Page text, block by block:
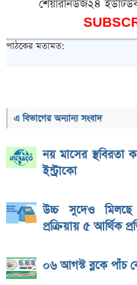
শেয়ারনিউজ২৪
পাঠকের মতামত:
এ বিভাগের অন্যান্য সংবাদ
নয় মাসের স্থবিরতা
ইন্ট্রাকো
উচ্চ সুদেও
প্রক্রিয়ায় ৫ আর্থিক
০৬ আগস্ট ব্লকে পাঁচ